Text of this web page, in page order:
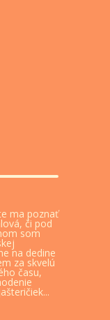
ma poznať
či pod
som
na dedine
za skvelú
času,